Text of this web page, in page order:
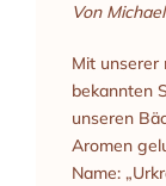
Von
Mit unserer
bekannten
unseren
Aromen
Name: „